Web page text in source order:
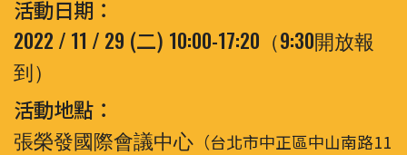
活動日期：
2022 / 11 / 29 (二) 10:00-17:20（9:30開放報
到）
活動地點：
張榮發國際會議中心 （台北市中正區中山南路11